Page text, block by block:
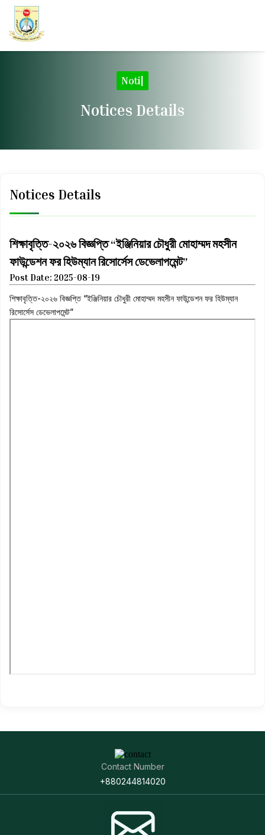
N|
Notices Details
Notices Details
শিক্ষাবৃত্তি-২০২৬ বিজ্ঞপ্তি “ইঞ্জিনিয়ার চৌধুরী মোহাম্মদ মহসীন
ফাউন্ডেশন ফর হিউম্যান রিসোর্সেস ডেভেলাপমেন্ট”
Post Date: 2025-08-19
শিক্ষাবৃত্তি-২০২৬ বিজ্ঞপ্তি “ইঞ্জিনিয়ার চৌধুরী মোহাম্মদ মহসীন ফাউন্ডেশন ফর হিউম্যান
রিসোর্সেস ডেভেলাপমেন্ট”
Contact Number
+880244814020